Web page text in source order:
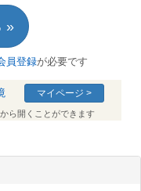
»
員登録が必要です
マイページ >
から開くことができます